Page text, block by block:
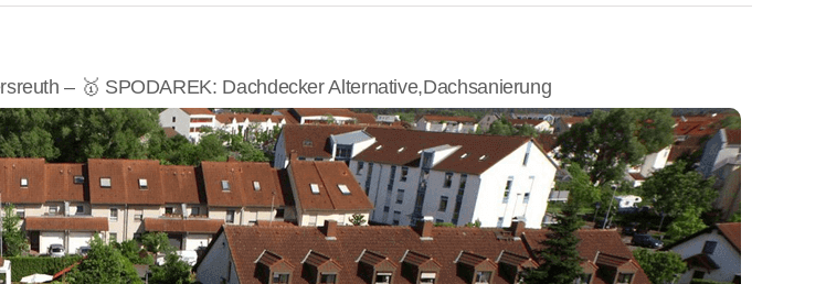
– 🥇 SPODAREK: Dachdecker Alternative,Dachsanierung